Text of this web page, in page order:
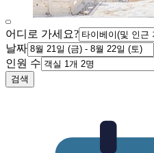
어디로 가세요?
날짜
인원 수
검색